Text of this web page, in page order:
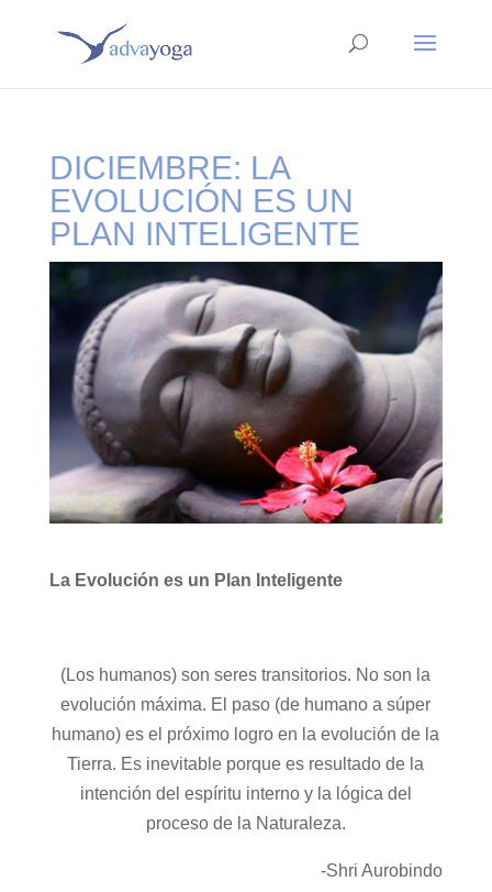
DICIEMBRE: LA
EVOLUCIÓN ES UN
PLAN INTELIGENTE
La Evolución es un Plan Inteligente
(Los humanos) son seres transitorios. No son la
evolución máxima. El paso (de humano a súper
humano) es el próximo logro en la evolución de la
Tierra. Es inevitable porque es resultado de la
intención del espíritu interno y la lógica del
proceso de la Naturaleza.
-Shri Aurobindo